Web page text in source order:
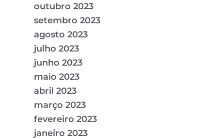
outubro 2023
setembro 2023
agosto 2023
julho 2023
junho 2023
maio 2023
abril 2023
março 2023
fevereiro 2023
janeiro 2023